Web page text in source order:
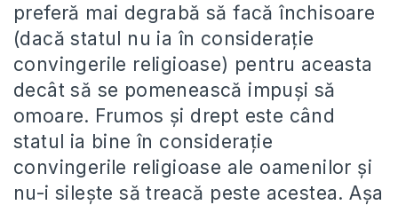
preferă mai degrabă să facă închisoare
(dacă statul nu ia în considerație
convingerile religioase) pentru aceasta
decât să se pomenească impuși să
omoare. Frumos și drept este când
statul ia bine în considerație
convingerile religioase ale oamenilor și
nu-i silește să treacă peste acestea. Așa